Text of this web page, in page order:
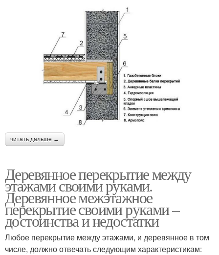
читать дальше →
Деревянное перекрытие между
этажами своими руками.
Деревянное межэтажное
перекрытие своими руками –
достоинства и недостатки
Любое перекрытие между этажами, и деревянное в том
числе, должно отвечать следующим характеристикам: